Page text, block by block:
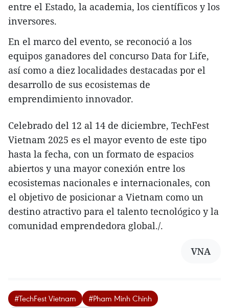
entre el Estado, la academia, los científicos y los
inversores.
En el marco del evento, se reconoció a los
equipos ganadores del concurso Data for Life,
así como a diez localidades destacadas por el
desarrollo de sus ecosistemas de
emprendimiento innovador.
Celebrado del 12 al 14 de diciembre, TechFest
Vietnam 2025 es el mayor evento de este tipo
hasta la fecha, con un formato de espacios
abiertos y una mayor conexión entre los
ecosistemas nacionales e internacionales, con
el objetivo de posicionar a Vietnam como un
destino atractivo para el talento tecnológico y la
comunidad emprendedora global./.
VNA
#TechFest Vietnam
#Pham Minh Chinh